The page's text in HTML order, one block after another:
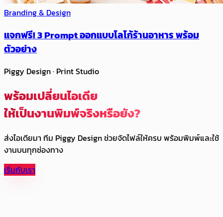
Branding & Design
แจกฟรี! 3 Prompt ออกแบบโลโก้ร้านอาหาร พร้อม
ตัวอย่าง
Piggy Design · Print Studio
พร้อมเปลี่ยนไอเดีย
ให้เป็นงานพิมพ์จริงหรือยัง?
ส่งไอเดียมา ทีม Piggy Design ช่วยจัดไฟล์ให้ครบ พร้อมพิมพ์และใช้
งานบนทุกช่องทาง
เริ่มกับเรา